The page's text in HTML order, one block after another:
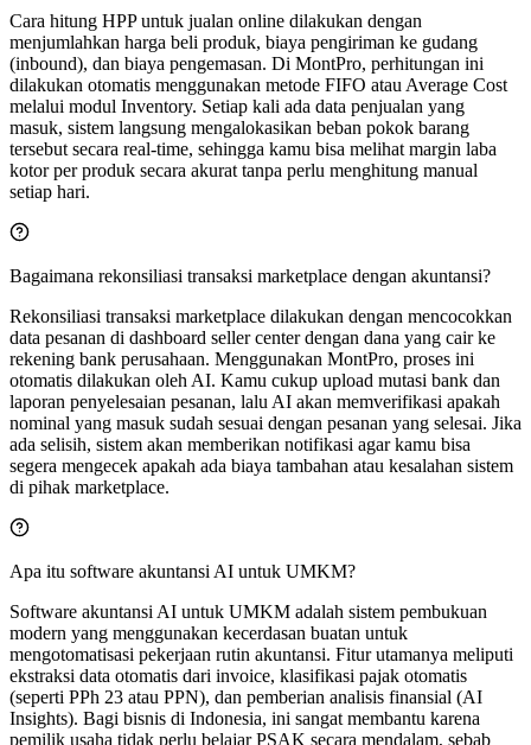
Cara hitung HPP untuk jualan online dilakukan dengan
menjumlahkan harga beli produk, biaya pengiriman ke gudang
(inbound), dan biaya pengemasan. Di MontPro, perhitungan ini
dilakukan otomatis menggunakan metode FIFO atau Average Cost
melalui modul Inventory. Setiap kali ada data penjualan yang
masuk, sistem langsung mengalokasikan beban pokok barang
tersebut secara real-time, sehingga kamu bisa melihat margin laba
kotor per produk secara akurat tanpa perlu menghitung manual
setiap hari.
Bagaimana rekonsiliasi transaksi marketplace dengan akuntansi?
Rekonsiliasi transaksi marketplace dilakukan dengan mencocokkan
data pesanan di dashboard seller center dengan dana yang cair ke
rekening bank perusahaan. Menggunakan MontPro, proses ini
otomatis dilakukan oleh AI. Kamu cukup upload mutasi bank dan
laporan penyelesaian pesanan, lalu AI akan memverifikasi apakah
nominal yang masuk sudah sesuai dengan pesanan yang selesai. Jika
ada selisih, sistem akan memberikan notifikasi agar kamu bisa
segera mengecek apakah ada biaya tambahan atau kesalahan sistem
di pihak marketplace.
Apa itu software akuntansi AI untuk UMKM?
Software akuntansi AI untuk UMKM adalah sistem pembukuan
modern yang menggunakan kecerdasan buatan untuk
mengotomatisasi pekerjaan rutin akuntansi. Fitur utamanya meliputi
ekstraksi data otomatis dari invoice, klasifikasi pajak otomatis
(seperti PPh 23 atau PPN), dan pemberian analisis finansial (AI
Insights). Bagi bisnis di Indonesia, ini sangat membantu karena
pemilik usaha tidak perlu belajar PSAK secara mendalam, sebab